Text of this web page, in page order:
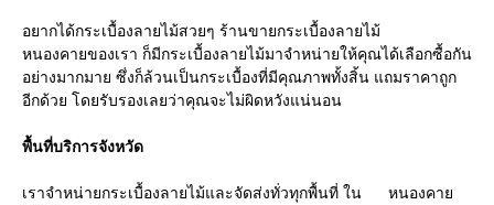
อยากได้กระเบื้องลายไม้สวยๆ ร้านขายกระเบื้องลายไม้
หนองคายของเรา ก็มีกระเบื้องลายไม้มาจำหน่ายให้คุณได้เลือกซื้อกัน
อย่างมากมาย ซึ่งก็ล้วนเป็นกระเบื้องที่มีคุณภาพทั้งสิ้น แถมราคาถูก
อีกด้วย โดยรับรองเลยว่าคุณจะไม่ผิดหวังแน่นอน
พื้นที่บริการจังหวัด
เราจำหน่ายกระเบื้องลายไม้และจัดส่งทั่วทุกพื้นที่ ใน หนองคาย